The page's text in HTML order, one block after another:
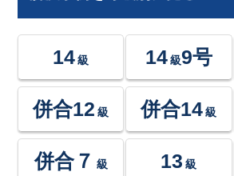
14 級 14級9号
併合12 級 併合14 級
併合７ 級 13 級